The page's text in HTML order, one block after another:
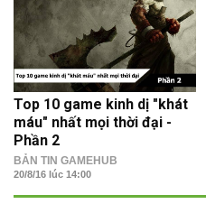
Top 10 game kinh dị "khát
máu" nhất mọi thời đại -
Phần 2
BẢN TIN GAMEHUB
20/8/16 lúc 14:00